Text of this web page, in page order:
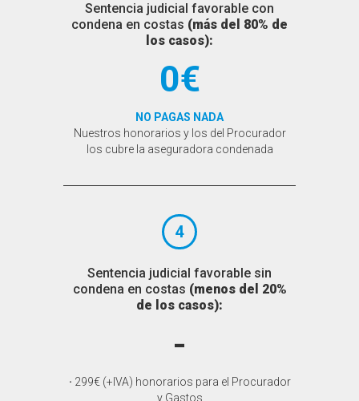
Sentencia judicial favorable con
condena en costas (más del 80% de
los casos):
0€
NO PAGAS NADA
Nuestros honorarios y los del Procurador
los cubre la aseguradora condenada
4
Sentencia judicial favorable sin
condena en costas (menos del 20%
de los casos):
-
· 299€ (+IVA) honorarios para el Procurador
y Gastos